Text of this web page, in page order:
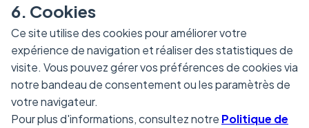
6. Cookies
Ce site utilise des cookies pour améliorer votre
expérience de navigation et réaliser des statistiques de
visite. Vous pouvez gérer vos préférences de cookies via
notre bandeau de consentement ou les paramètrès de
votre navigateur.
Pour plus d'informations, consultez notre Politique de